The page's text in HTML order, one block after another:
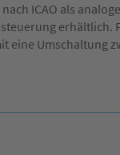
ICAO als
erhältlich.
Umschaltung